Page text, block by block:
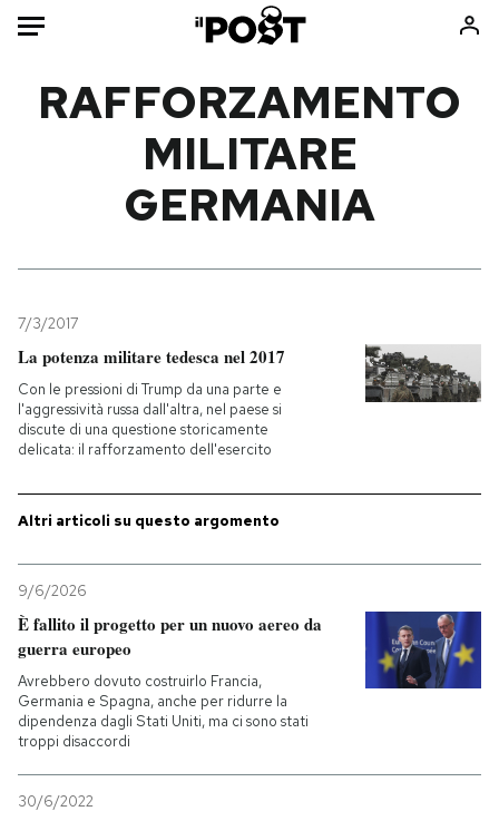
Internet
Scienza
Cultura
Economia
Sport
Moda
Libri
Media
NEWSLETTER
I MIEI PREFERITI
RAFFORZAMENTO
MILITARE
GERMANIA
7/3/2017
La potenza militare tedesca nel 2017
Con le pressioni di Trump da una parte e
l'aggressività russa dall'altra, nel paese si
discute di una questione storicamente
delicata: il rafforzamento dell'esercito
Altri articoli su questo argomento
9/6/2026
È fallito il progetto per un nuovo aereo da
guerra europeo
Avrebbero dovuto costruirlo Francia,
Germania e Spagna, anche per ridurre la
dipendenza dagli Stati Uniti, ma ci sono stati
troppi disaccordi
30/6/2022